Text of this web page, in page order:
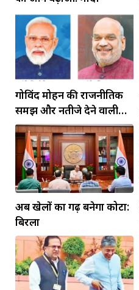
गोविंद मोहन की राजनीतिक
समझ और नतीजे देने वाली
कार्यशैली ने अमित शाह का
जीता भरोसा: डॉ. जगदीश चंद्र
अब खेलों का गढ़ बनेगा कोटा:
बिरला